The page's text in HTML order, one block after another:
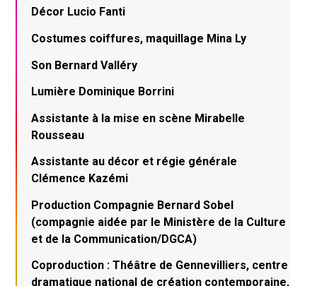
Décor Lucio Fanti
Costumes coiffures, maquillage Mina Ly
Son Bernard Valléry
Lumière Dominique Borrini
Assistante à la mise en scène Mirabelle
Rousseau
Assistante au décor et régie générale
Clémence Kazémi
Production Compagnie Bernard Sobel
(compagnie aidée par le Ministère de la Culture
et de la Communication/DGCA)
Coproduction : Théâtre de Gennevilliers, centre
dramatique national de création contemporaine,